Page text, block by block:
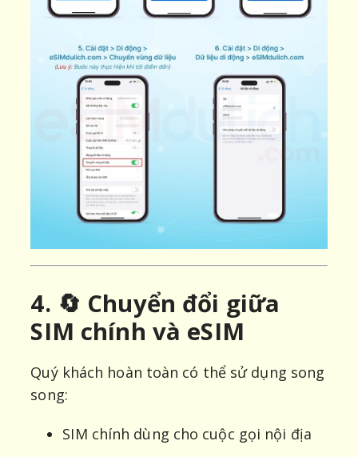
4. 🔄 Chuyển đổi giữa
SIM chính và eSIM
Quý khách hoàn toàn có thể sử dụng song
song:
SIM chính dùng cho cuộc gọi nội địa